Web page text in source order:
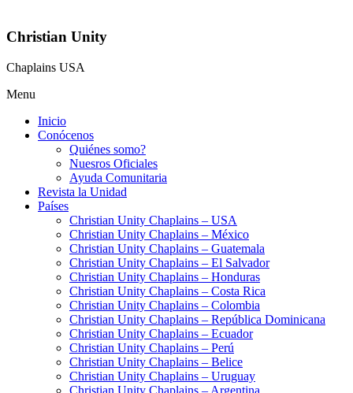
Christian Unity
Chaplains USA
Menu
Inicio
Conócenos
Quiénes somo?
Nuesros Oficiales
Ayuda Comunitaria
Revista la Unidad
Países
Christian Unity Chaplains – USA
Christian Unity Chaplains – México
Christian Unity Chaplains – Guatemala
Christian Unity Chaplains – El Salvador
Christian Unity Chaplains – Honduras
Christian Unity Chaplains – Costa Rica
Christian Unity Chaplains – Colombia
Christian Unity Chaplains – República Dominicana
Christian Unity Chaplains – Ecuador
Christian Unity Chaplains – Perú
Christian Unity Chaplains – Belice
Christian Unity Chaplains – Uruguay
Christian Unity Chaplains – Argentina